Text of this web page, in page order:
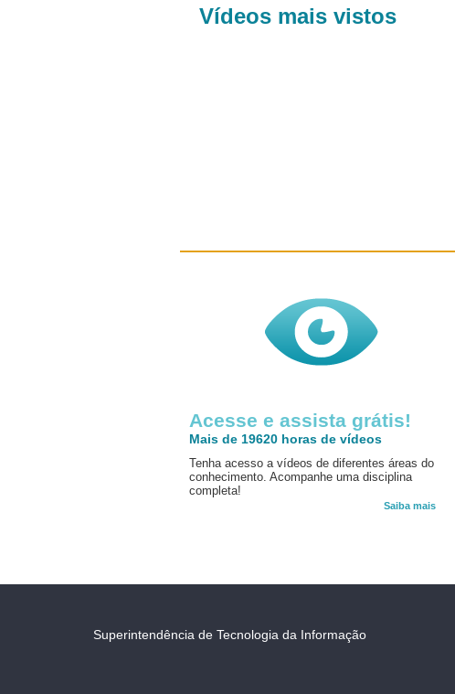
Vídeos mais vistos
Acesse e assista grátis!
Mais de 19620 horas de vídeos
Tenha acesso a vídeos de diferentes áreas do
conhecimento. Acompanhe uma disciplina
completa!
Saiba mais
Superintendência de Tecnologia da Informação